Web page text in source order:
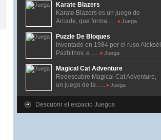
Karate Blazers
Karate Blazers es un juego de
Arcade, que forma......
Juega
Puzzle De Bloques
Inventado en 1984 por el ruso Alekséi
Pázhitnov, e......
Juega
Magical Cat Adventure
Redescubre Magical Cat Adventure,
un juego de la......
Juega
Descubrir el espacio Juegos